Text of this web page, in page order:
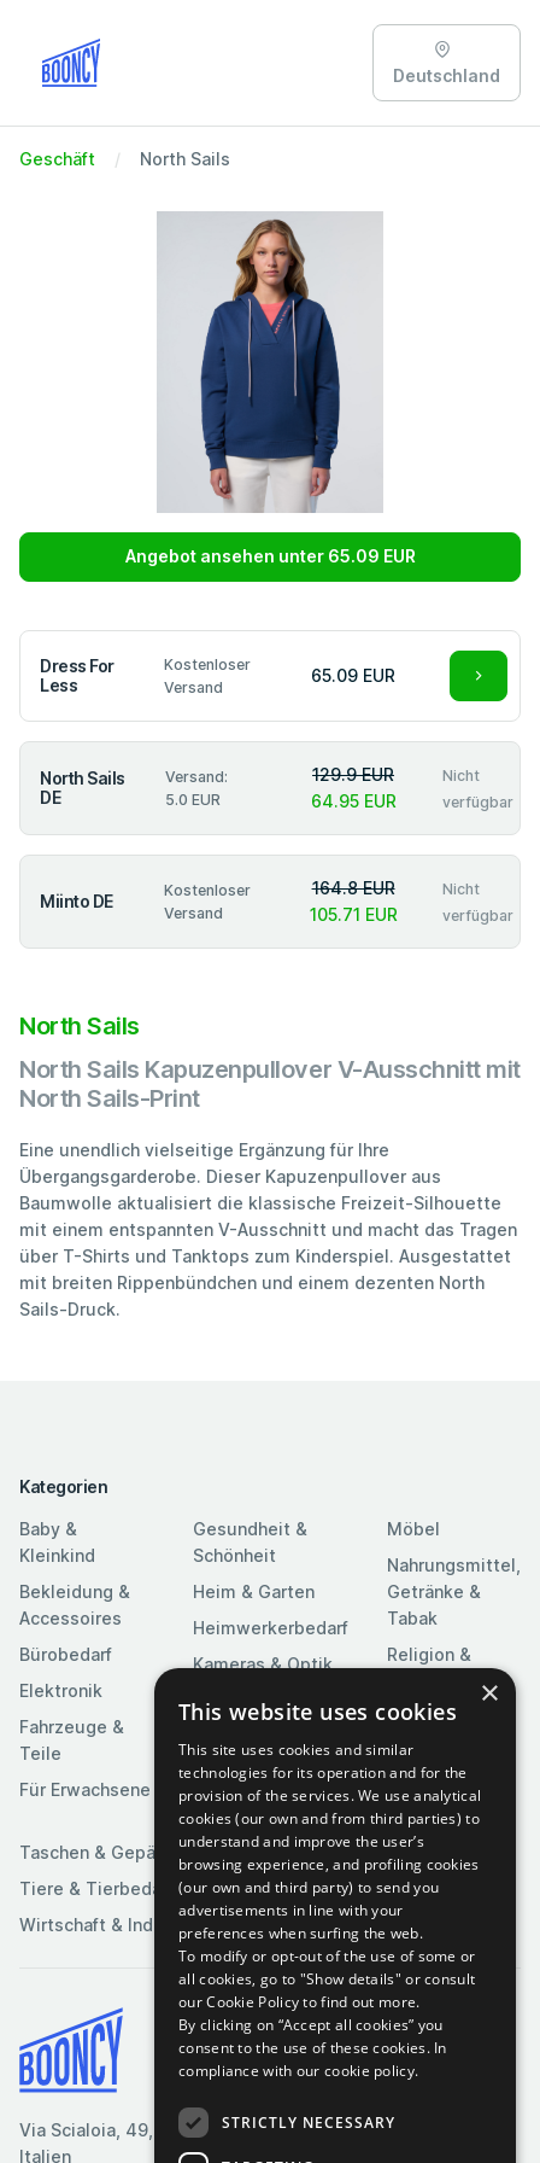
Deutschland
Geschäft North Sails
Angebot ansehen unter 65.09 EUR
Dress For
Less
Kostenloser
Versand
65.09 EUR
North Sails
DE
Versand:
5.0 EUR
129.9 EUR
64.95 EUR
Nicht
verfügbar
Miinto DE
Kostenloser
Versand
164.8 EUR
105.71 EUR
Nicht
verfügbar
North Sails
North Sails Kapuzenpullover V-Ausschnitt mit
North Sails-Print
Eine unendlich vielseitige Ergänzung für Ihre
Übergangsgarderobe. Dieser Kapuzenpullover aus
Baumwolle aktualisiert die klassische Freizeit-Silhouette
mit einem entspannten V-Ausschnitt und macht das Tragen
über T-Shirts und Tanktops zum Kinderspiel. Ausgestattet
mit breiten Rippenbündchen und einem dezenten North
Sails-Druck.
Kategorien
Baby &
Kleinkind
Bekleidung &
Accessoires
Bürobedarf
Elektronik
Fahrzeuge &
Teile
Für Erwachsene
Gesundheit &
Schönheit
Heim & Garten
Heimwerkerbedarf
Kameras & Optik
Kunst &
Unterhaltung
Medien
Möbel
Nahrungsmittel,
Getränke &
Tabak
Religion &
Feierlichkeiten
Software
Spielzeuge &
Spiele
Sportartikel
Taschen & Gepäck
Tiere & Tierbedarf
Wirtschaft & Industrie
Via Scialoia, 49, Florenz,
Italien
Bedingungen & Konditionen
Cookie-Richtlinie
Datenschutzrichtlinie
×
This website uses cookies
This site uses cookies and similar
technologies for its operation and for the
provision of the services. We use analytical
cookies (our own and from third parties) to
understand and improve the user’s
browsing experience, and profiling cookies
(our own and third party) to send you
advertisements in line with your
preferences when surfing the web.
To modify or opt-out of the use of some or
all cookies, go to "Show details" or consult
our Cookie Policy to find out more.
By clicking on “Accept all cookies” you
consent to the use of these cookies. In
compliance with our cookie policy.
STRICTLY NECESSARY